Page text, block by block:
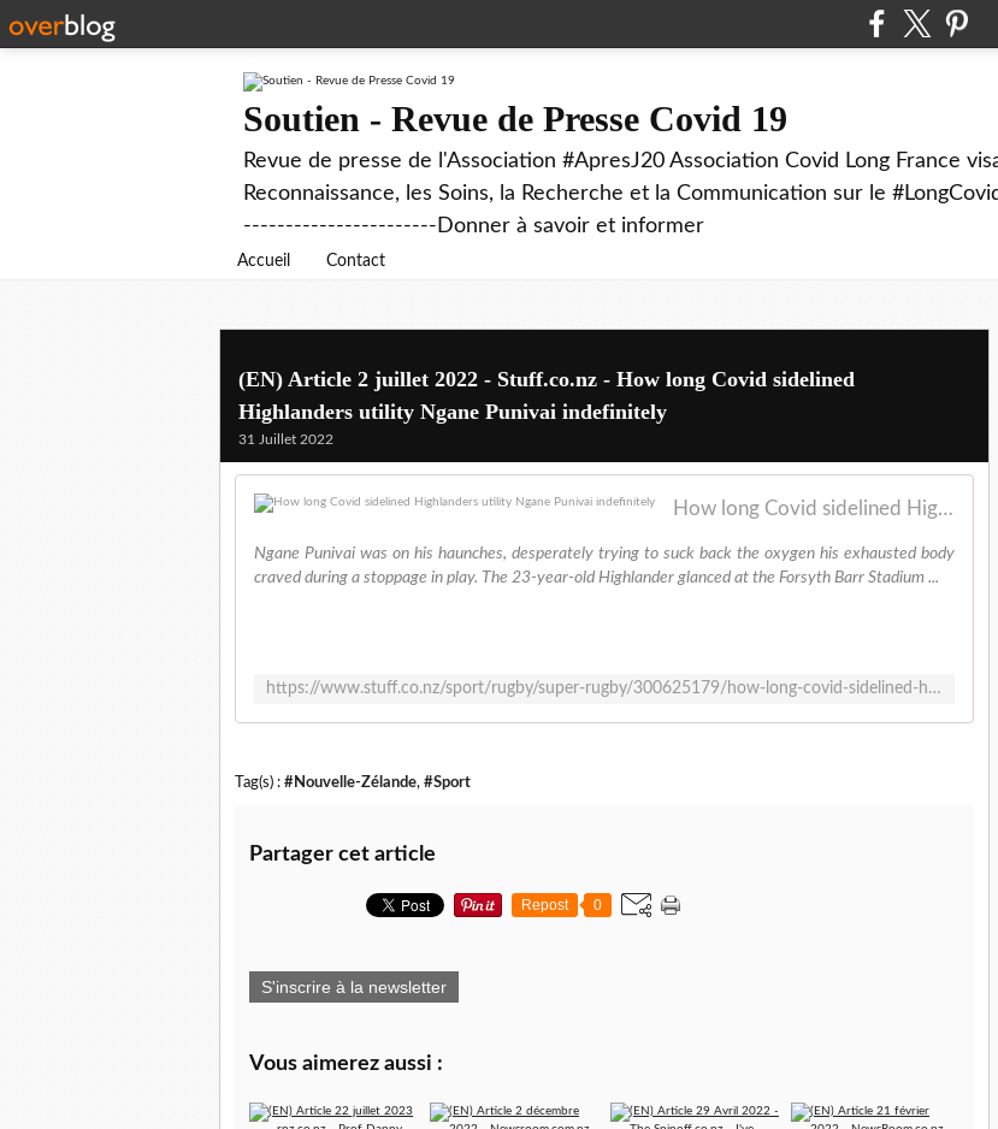
Soutien - Revue de Presse Covid 19
Revue de presse de l'Association #ApresJ20 Association Covid Long France
Reconnaissance, les Soins, la Recherche et la Communication sur le
-----------------------Donner à savoir et informer
Accueil Contact
(EN) Article 2 juillet 2022 - Stuff.co.nz - How long Covid sidelined
Highlanders utility Ngane Punivai indefinitely
31 Juillet 2022
How long Covid sidelined Highlanders utility Ngane Punivai indefinitely
Ngane Punivai was on his haunches, desperately trying to suck back the oxygen his exhausted body
craved during a stoppage in play. The 23-year-old Highlander glanced at the Forsyth Barr Stadium ...
https://www.stuff.co.nz/sport/rugby/super-rugby/300625179/how-long-covid-sidelined-highlanders-utility-ngane-punivai-indefinitely
Tag(s) : #Nouvelle-Zélande, #Sport
Partager cet article
Repost 0
S'inscrire à la newsletter
Vous aimerez aussi :